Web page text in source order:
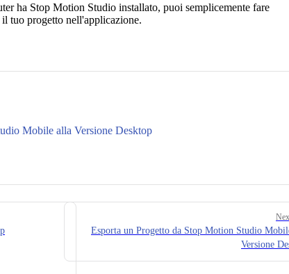
ha Stop Motion Studio installato, puoi semplicemente fare
tuo progetto nell'applicazione.
Mobile alla Versione Desktop
Esporta un Progetto da Stop Motion Studio
Versione